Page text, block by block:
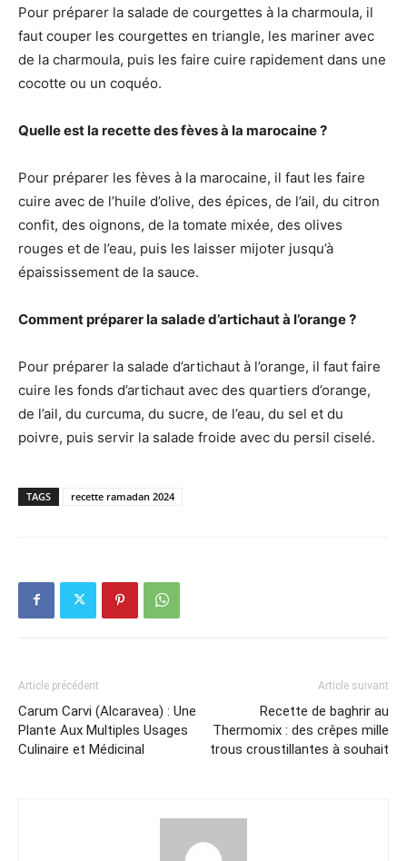
Pour préparer la salade de courgettes à la charmoula, il
faut couper les courgettes en triangle, les mariner avec
de la charmoula, puis les faire cuire rapidement dans une
cocotte ou un coquéo.
Quelle est la recette des fèves à la marocaine ?
Pour préparer les fèves à la marocaine, il faut les faire
cuire avec de l’huile d’olive, des épices, de l’ail, du citron
confit, des oignons, de la tomate mixée, des olives
rouges et de l’eau, puis les laisser mijoter jusqu’à
épaississement de la sauce.
Comment préparer la salade d’artichaut à l’orange ?
Pour préparer la salade d’artichaut à l’orange, il faut faire
cuire les fonds d’artichaut avec des quartiers d’orange,
de l’ail, du curcuma, du sucre, de l’eau, du sel et du
poivre, puis servir la salade froide avec du persil ciselé.
TAGS recette ramadan 2024
Article précédent
Carum Carvi (Alcaravea) : Une
Plante Aux Multiples Usages
Culinaire et Médicinal
Article suivant
Recette de baghrir au
Thermomix : des crêpes mille
trous croustillantes à souhait